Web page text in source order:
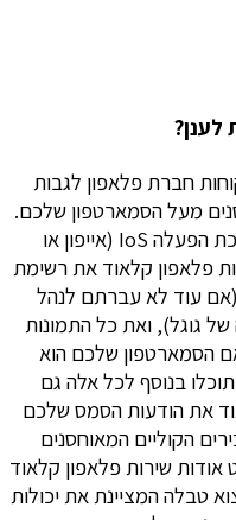
חברת פלאפון לגבות
מעל הסמארטפון שלכם.
אם הסמארטפון שלכם הוא בעל מערכת הפעלה IoS (אייפון או
פלאפון קלאוד את רשימת
עוד לא עברתם לנהל
גוגל), ואת כל התמונות
הסמארטפון שלכם הוא
בנוסף לכל אלה גם
את הודעות הסמס שלכם
הקוליים המאוחסנים
אודות שירות פלאפון קלאוד
טבלה המציינת את יכולות